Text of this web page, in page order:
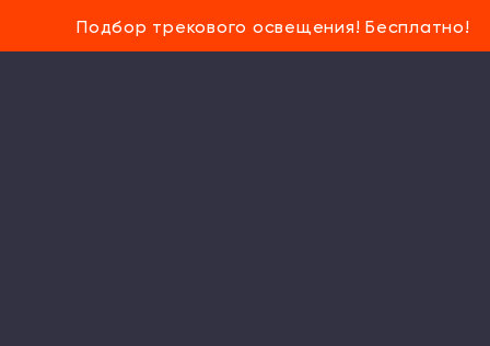
Подбор трекового освещения! Бесплатно!